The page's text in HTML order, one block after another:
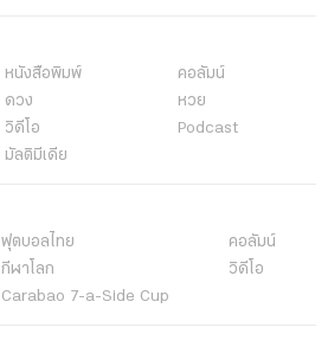
หนังสือพิมพ์
คอลัมน์
ดวง
หวย
วิดีโอ
Podcast
มัลติมีเดีย
ฟุตบอลไทย
คอลัมน์
กีฬาโลก
วิดีโอ
Carabao 7-a-Side Cup